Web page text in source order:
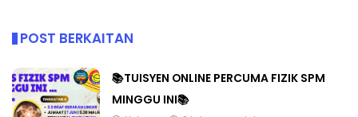
POST BERKAITAN
📚TUISYEN ONLINE PERCUMA FIZIK SPM
MINGGU INI📚